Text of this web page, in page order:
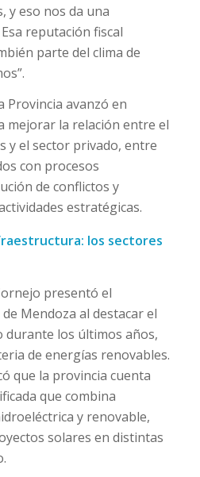
y eso nos da una
reputación fiscal
parte del clima de
Provincia avanzó en
mejorar la relación entre el
y el sector privado, entre
con procesos
de conflictos y
estratégicas.
los sectores
presentó el
Mendoza al destacar el
durante los últimos años,
de energías renovables.
que la provincia cuenta
que combina
y renovable,
solares en distintas